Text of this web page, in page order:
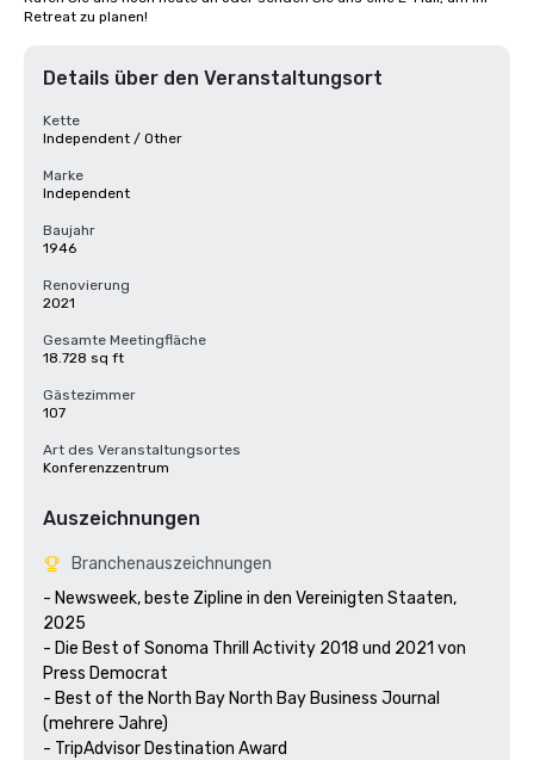
Retreat zu planen!
Details über den Veranstaltungsort
Kette
Independent / Other
Marke
Independent
Baujahr
1946
Renovierung
2021
Gesamte Meetingfläche
18.728 sq ft
Gästezimmer
107
Art des Veranstaltungsortes
Konferenzzentrum
Auszeichnungen
Branchenauszeichnungen
- Newsweek, beste Zipline in den Vereinigten Staaten,
2025
- Die Best of Sonoma Thrill Activity 2018 und 2021 von
Press Democrat
- Best of the North Bay North Bay Business Journal
(mehrere Jahre)
- TripAdvisor Destination Award